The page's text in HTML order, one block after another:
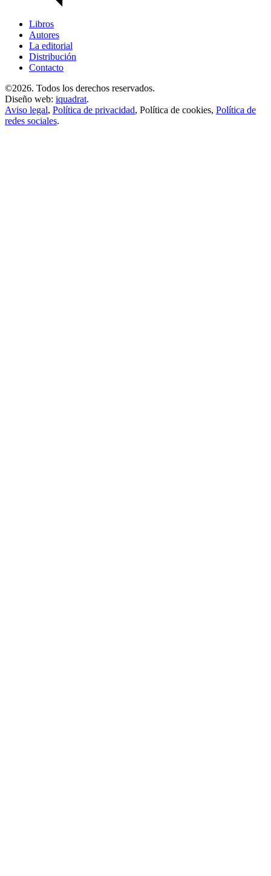
Libros
Autores
La editorial
Distribución
Contacto
©2026. Todos los derechos reservados.
Diseño web: iquadrat.
Aviso legal, Política de privacidad, Política de cookies, Política de
redes sociales.